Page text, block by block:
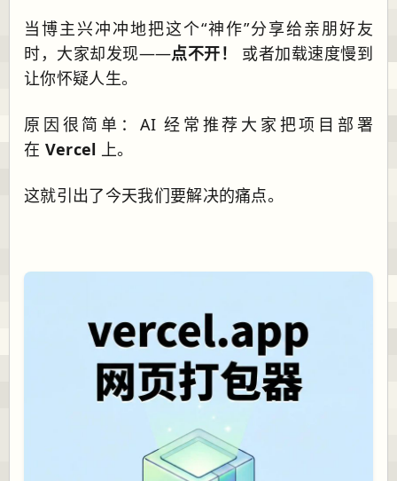
当博主兴冲冲地把这个“神作”分享给亲朋好友
时，大家却发现——点不开！
或者加载速度慢到
让你怀疑人生。
原因很简单：AI 经常推荐大家把项目部署
在 Vercel 上。
这就引出了今天我们要解决的痛点。